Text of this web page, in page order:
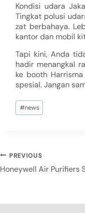
Kondisi udara
Tingkat polusi
zat berbahaya.
kantor dan mobil
Tapi kini, Anda
hadir menangkal
ke booth
spesial. Jangan
#news
PREVIOUS
Honeywell Air Purifiers